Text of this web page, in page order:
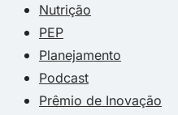
Nutrição
PEP
Planejamento
Podcast
Prêmio de Inovação